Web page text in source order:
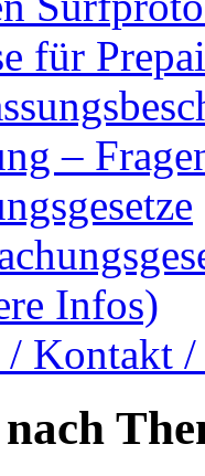
für
–
Infos)
/ Kontakt